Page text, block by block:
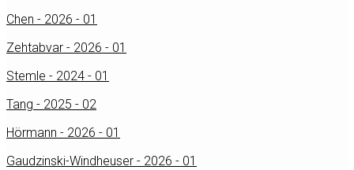
Chen - 2026 - 01
Zehtabvar - 2026 - 01
Stemle - 2024 - 01
Tang - 2025 - 02
Hörmann - 2026 - 01
Gaudzinski-Windheuser - 2026 - 01